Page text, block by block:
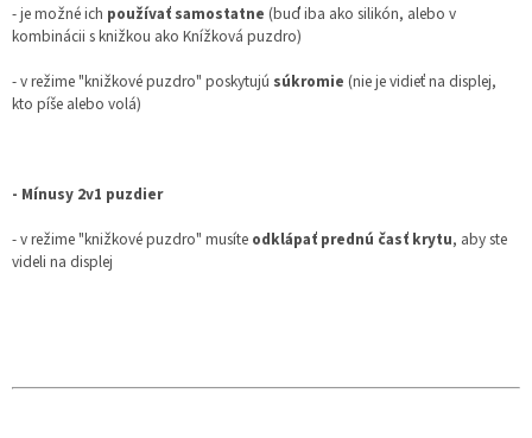
- je možné ich používať samostatne (buď iba ako silikón, alebo v
kombinácii s knižkou ako Knížková puzdro)
- v režime "knižkové puzdro" poskytujú súkromie (nie je vidieť na displej,
kto píše alebo volá)
- Mínusy 2v1 puzdier
- v režime "knižkové puzdro" musíte odklápať prednú časť krytu, aby ste
videli na displej